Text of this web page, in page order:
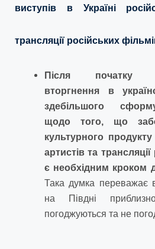
виступів в Україні
трансляції російських
Після початку
вторгнення в
здебільшого
щодо того, що
культурного
артистів та
є необхідним кроком
Така думка переважає
на Півдні
погоджуються та не